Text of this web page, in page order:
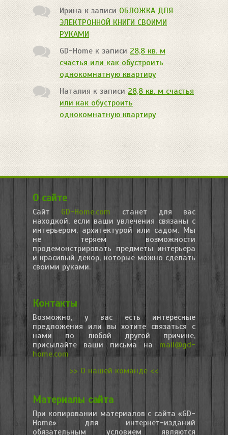
Ирина к записи ОБЛОЖКА ДЛЯ
ЭЛЕКТРОННОЙ КНИГИ СВОИМИ
РУКАМИ
GD-Home к записи 28,8 кв. м
счастья или как обустроить
однокомнатную квартиру
Наталия к записи 28,8 кв. м счастья
или как обустроить
однокомнатную квартиру
О сайте
Сайт GD-Home.com станет для вас
находкой, если ваши увлечения связаны с
интерьером, архитектурой или садом. Мы
не теряем возможности
продемонстрировать предметы интерьера
и красивый декор, которые можно сделать
своими руками.
Контакты
Возможно, у вас есть интересные
предложения или вы хотите связаться с
нами по любой другой причине,
присылайте ваши письма на mail@gd-
home.com
>> О нашей команде <<
Материалы сайта
При копировании материалов с сайта «GD-
Home» для интернет-изданий
обязательным условием являются